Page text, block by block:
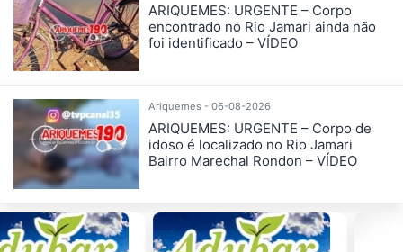
ARIQUEMES: URGENTE – Corpo
encontrado no Rio Jamari ainda não
foi identificado – VÍDEO
Ariquemes - 06-08-2026
ARIQUEMES: URGENTE – Corpo de
idoso é localizado no Rio Jamari
Bairro Marechal Rondon – VÍDEO